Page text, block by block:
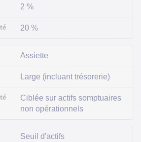
2 %
20 %
Assiette
Large (incluant trésorerie)
Ciblée sur actifs somptuaires
non opérationnels
Seuil d'actifs